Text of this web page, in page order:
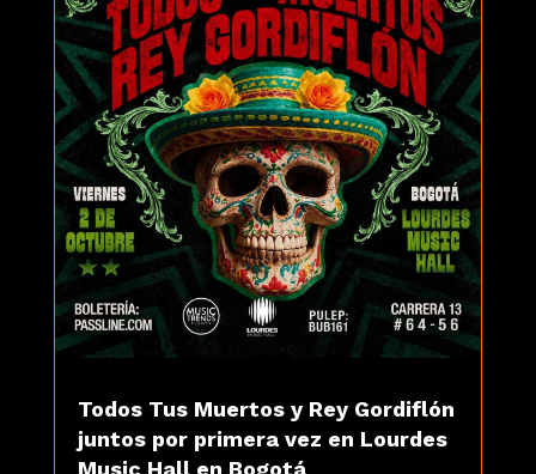
Todos Tus Muertos y Rey Gordiflón
juntos por primera vez en Lourdes
Music Hall en Bogotá